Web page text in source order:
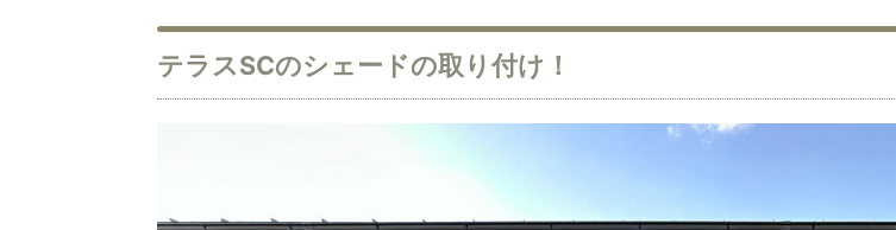
テラスSCのシェードの取り付け！